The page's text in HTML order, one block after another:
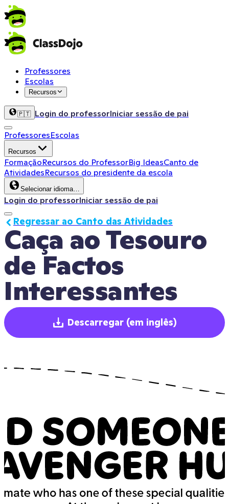
Professores
Escolas
Recursos
🇵🇹 Login do professorIniciar sessão de pai
ProfessoresEscolas
Recursos
FormaçãoRecursos do ProfessorBig IdeasCanto de
AtividadesRecursos do presidente da escola
Selecionar idioma…
Login do professorIniciar sessão de pai
Caça ao Tesouro
de Factos
Interessantes
Regressar ao Canto das Atividades
Descarregar (em inglês)